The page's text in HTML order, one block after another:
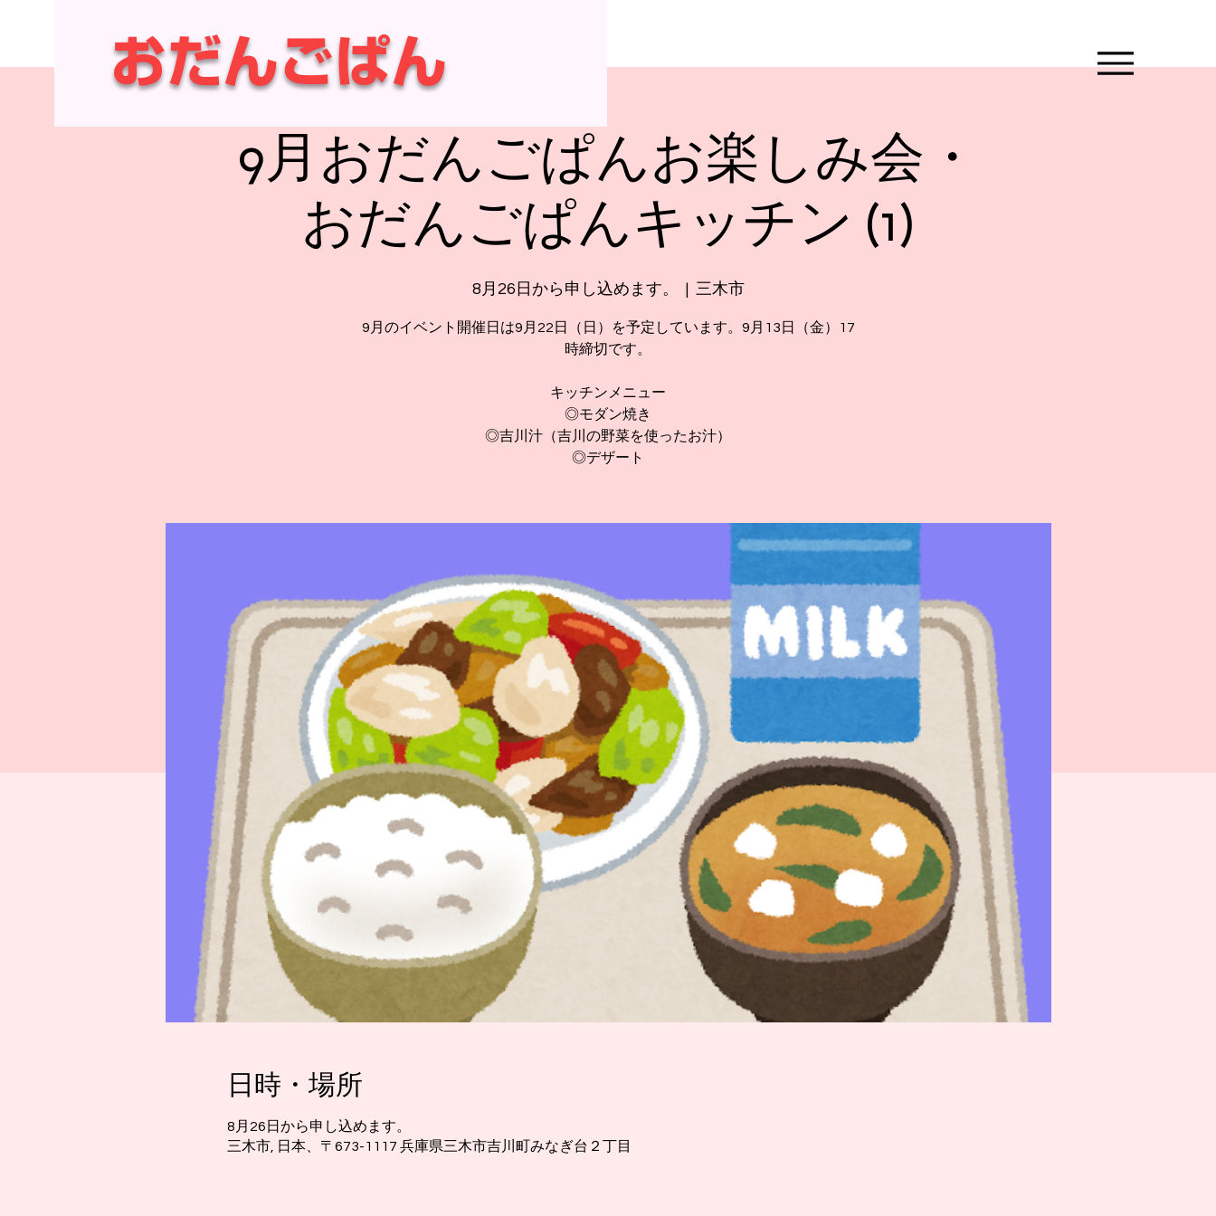
​ おだんごぱん
9月おだんごぱんお楽しみ会・
おだんごぱんキッチン (1)
8月26日から申し込めます。
  |
三木市
9月のイベント開催日は9月22日（日）を予定しています。9月13日（金）17
時締切です。
キッチンメニュー
◎モダン焼き
◎吉川汁（吉川の野菜を使ったお汁）
◎デザート
日時・場所
8月26日から申し込めます。
三木市, 日本、〒673-1117 兵庫県三木市吉川町みなぎ台２丁目